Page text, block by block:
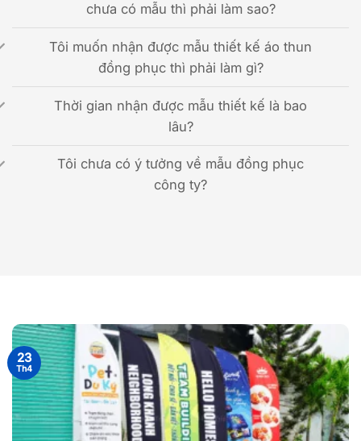
chưa có mẫu thì phải làm sao?
Tôi muốn nhận được mẫu thiết kế áo thun
đồng phục thì phải làm gì?
Thời gian nhận được mẫu thiết kế là bao
lâu?
Tôi chưa có ý tưởng về mẫu đồng phục
công ty?
23
Th4